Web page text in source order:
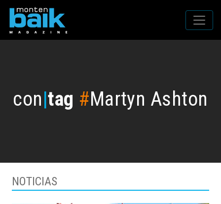
con|tag #Martyn Ashton
NOTICIAS